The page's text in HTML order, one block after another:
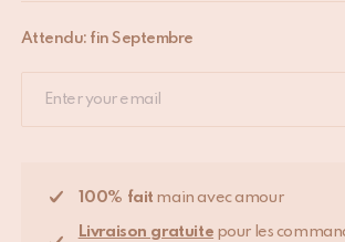
Attendu: fin Septembre
100% fait main avec amour
Livraison gratuite pour les